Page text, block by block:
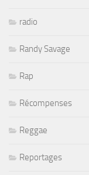
radio
Randy Savage
Rap
Récompenses
Reggae
Reportages